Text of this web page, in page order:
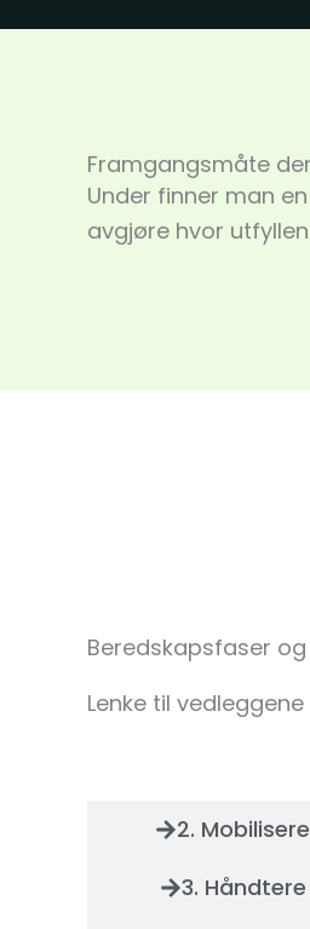
Framgangsmåte
Under finner man
avgjøre hvor
Beredskapsfaser
Lenke til
2. Mobilisere
3. Håndtere